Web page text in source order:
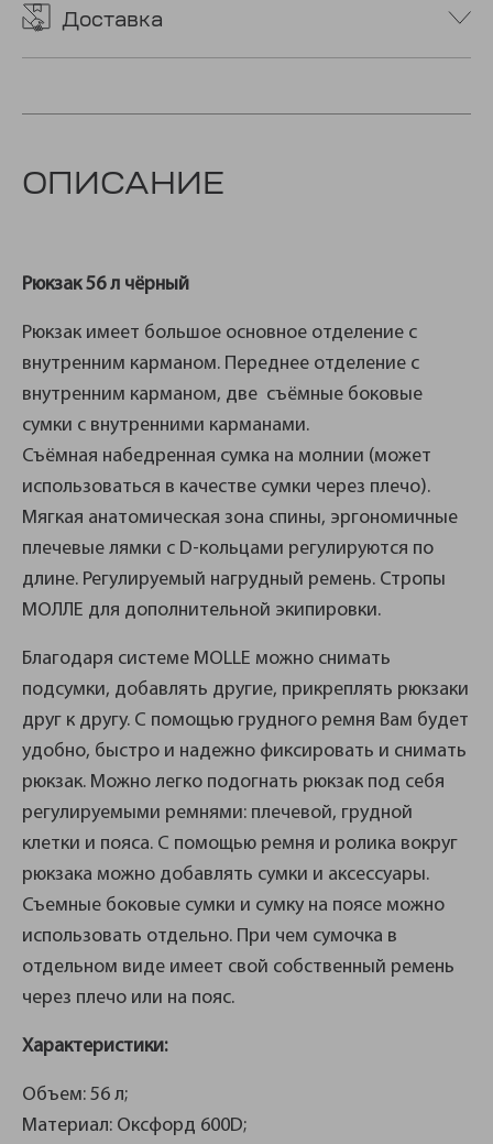
Доставка
ОПИСАНИЕ
Рюкзак 56 л чёрный
Рюкзак имеет большое основное отделение с
внутренним карманом. Переднее отделение с
внутренним карманом, две съёмные боковые
сумки с внутренними карманами.
Съёмная набедренная сумка на молнии (может
использоваться в качестве сумки через плечо).
Мягкая анатомическая зона спины, эргономичные
плечевые лямки с D-кольцами регулируются по
длине. Регулируемый нагрудный ремень. Стропы
МОЛЛЕ для дополнительной экипировки.
Благодаря системе MOLLE можно снимать
подсумки, добавлять другие, прикреплять рюкзаки
друг к другу. С помощью грудного ремня Вам будет
удобно, быстро и надежно фиксировать и снимать
рюкзак. Можно легко подогнать рюкзак под себя
регулируемыми ремнями: плечевой, грудной
клетки и пояса. С помощью ремня и ролика вокруг
рюкзака можно добавлять сумки и аксессуары.
Съемные боковые сумки и сумку на поясе можно
использовать отдельно. При чем сумочка в
отдельном виде имеет свой собственный ремень
через плечо или на пояс.
Характеристики:
Объем: 56 л;
Материал: Оксфорд 600D;